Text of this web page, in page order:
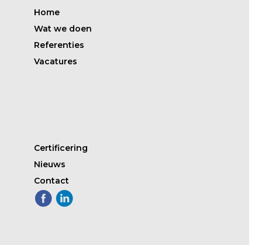
Home
Wat we doen
Referenties
Vacatures
Certificering
Nieuws
Contact